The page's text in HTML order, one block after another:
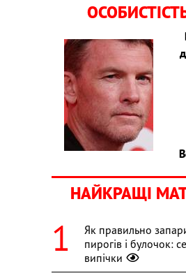
НАЙКРАЩІ
Як правильно
пирогів і булочок:
випічки